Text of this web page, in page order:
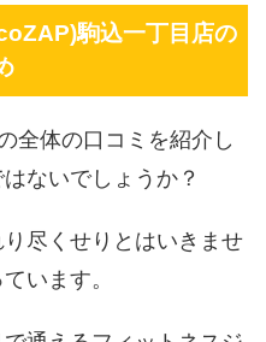
駒込一丁目店の
全体の口コミを紹介し
ないでしょうか？
尽くせりとはいきませ
います。